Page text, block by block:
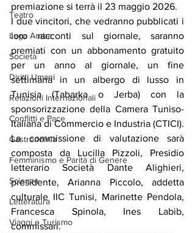
Teatro
Lega Araba
Società
Diritti Umani
Relazioni Internazionali
Conflitti e Pace
Gastronomia
Femminismo e Parità di Genere
Scienza
Letteratura
Viaggi e Turismo
premiazione si terrà il 23 maggio 2026.
I due vincitori, che vedranno pubblicati i
loro racconti sul giornale, saranno
premiati con un abbonamento gratuito
per un anno al giornale, un fine
settimana in un albergo di lusso in
Tunisia (Tabarka o Jerba) con la
sponsorizzazione della Camera Tuniso-
Italiana di Commercio e Industria (CTICI).
La commissione di valutazione sarà
composta da Lucilla Pizzoli, Presidio
letterario Società Dante Alighieri,
presidente, Arianna Piccolo, addetta
culturale IIC Tunisi, Marinette Pendola,
Francesca Spinola, Ines Labib,
commissari.